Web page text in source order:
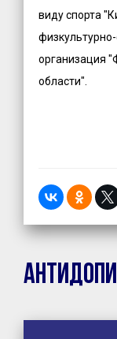
виду спорта
организация
области".